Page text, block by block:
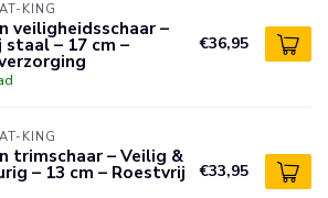
KING
veiligheidsschaar –
– 17 cm – €36,95
KING
trimschaar – Veilig &
– 13 cm – Roestvrij €33,95